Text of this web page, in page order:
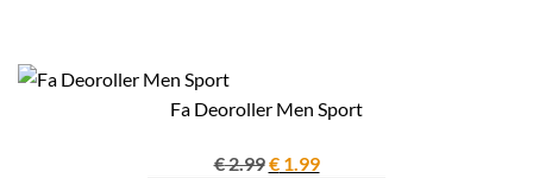
Fa Deoroller Men Sport
€2.99Oorspronkelijke
€1.99Huidige